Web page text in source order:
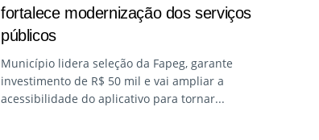
fortalece modernização dos serviços
públicos
Município lidera seleção da Fapeg, garante
investimento de R$ 50 mil e vai ampliar a
acessibilidade do aplicativo para tornar...